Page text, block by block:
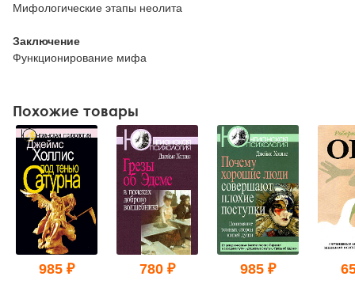
Мифологические этапы неолита
Заключение
Функционирование мифа
Похожие товары
985 ₽ 780 ₽ 985 ₽